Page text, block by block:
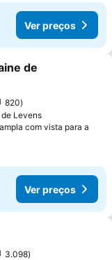
Ver preços
favoritos
de
820
Levens
com vista para a
Ver preços
favoritos
3.098